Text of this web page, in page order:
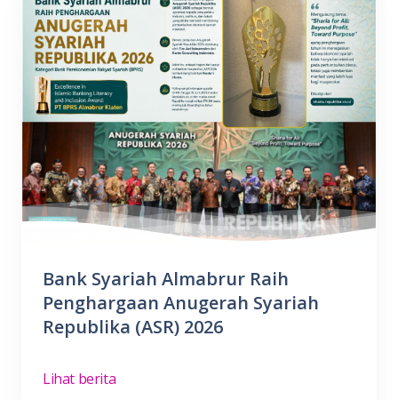
Bank Syariah Almabrur Raih
Penghargaan Anugerah Syariah
Republika (ASR) 2026
Lihat berita